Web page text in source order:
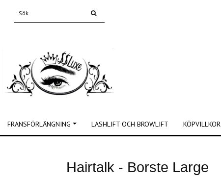
FRANSFÖRLÄNGNING LASHLIFT OCH BROWLIFT KÖPVILLKOR
Hairtalk - Borste Large